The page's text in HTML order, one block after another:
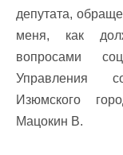
депутата,
меня, как
вопросами
Управления
Изюмского
Мацокин В.